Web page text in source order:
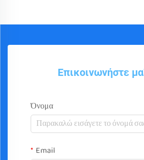
Επικοινωνήστε
Όνομα
Email